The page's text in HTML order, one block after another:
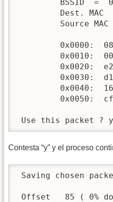
BSSID  =
Dest. MAC
Source MAC
0x0000:
0x0010:
0x0020:
0x0030:
0x0040:
0x0050:
Use this packet ? y
Contesta “y” y el proceso
Saving chosen
Offset   85 ( 0%